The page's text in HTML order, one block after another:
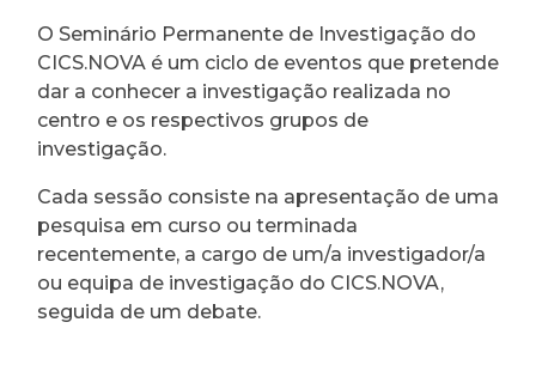
O Seminário Permanente de Investigação do
CICS.NOVA é um ciclo de eventos que pretende
dar a conhecer a investigação realizada no
centro e os respectivos grupos de
investigação.
Cada sessão consiste na apresentação de uma
pesquisa em curso ou terminada
recentemente, a cargo de um/a investigador/a
ou equipa de investigação do CICS.NOVA,
seguida de um debate.